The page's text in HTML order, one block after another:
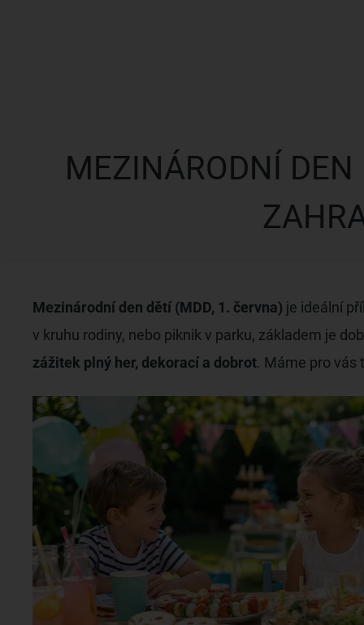
MEZINÁRODNÍ DEN
Mezinárodní den dětí (MDD, 1. června) je ideální
v kruhu rodiny, nebo piknik v parku, základem je
zážitek plný her, dekorací a dobrot. Máme pro vás